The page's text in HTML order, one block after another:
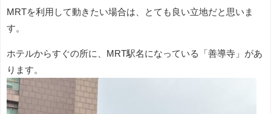
MRTを利用して動きたい場合は、とても良い立地だと思いま
す。
ホテルからすぐの所に、MRT駅名になっている「善導寺」があ
ります。